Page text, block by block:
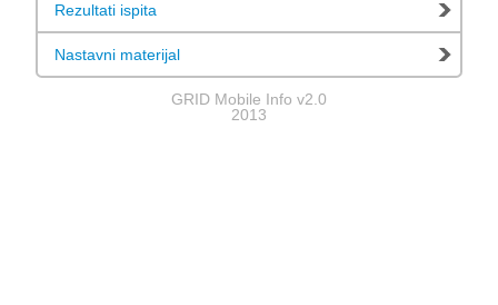
Rezultati ispita
Nastavni materijal
GRID Mobile Info v2.0
2013